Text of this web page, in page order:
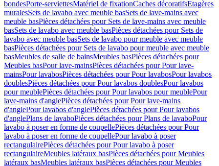
bondesPorte-serviettesMatériel de fixationCaches décoratifsEtagères
muralesSets de lavabo avec meuble basSets de lave-mains avec
meuble basPièces détachées pour Sets de lave-mains avec meuble
basSets de lavabo avec meuble basPièces détachées pour Sets de
lavabo avec meuble basSets de lavabo pour meuble avec meuble
basPièces détachées pour Sets de lavabo pour meuble avec meuble
basMeubles de salle de bainsMeubles basPièces détachées pour
Meubles basPour lave-mainsPièces détachées pour Pour lave-
mainsPour lavabosPièces détachées pour Pour lavabosPour lavabos
doublesPièces détachées pour Pour lavabos doublesPour lavabos
pour meublePièces détachées pour Pour lavabos pour meublePour
lave-mains d'anglePièces détachées pour Pour lave-mains
d'anglePour lavabos d'anglePièces détachées pour Pour lavabos
d'anglePlans de lavaboPièces détachées pour Plans de lavaboPour
lavabo à poser en forme de coupellePièces détachées pour Pour
lavabo à poser en forme de coupellePour lavabo à poser
rectangulairePièces détachées pour Pour lavabo à poser
rectangulaireMeubles latéraux basPièces détachées pour Meubles
latéraux basMeubles latéraux basPièces détachées pour Meubles